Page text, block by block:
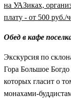
на УАЗиках,
плату - от 500 руб./
Обед в кафе
Экскурсия по
Гора Большое
которых гласит о
монахами-